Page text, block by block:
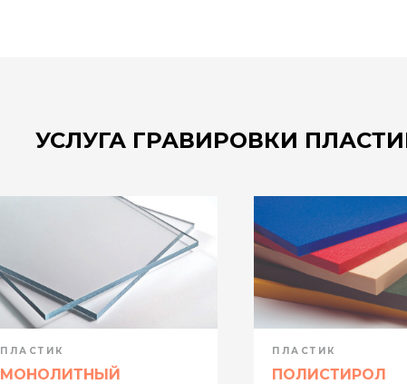
УСЛУГА ГРАВИРОВКИ
ПЛАСТИК
МОНОЛИТНЫЙ
ПЛАСТИК
ПОЛИСТИРОЛ